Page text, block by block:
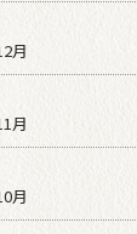
月
月
月